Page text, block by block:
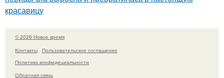
красавицу
© 2026 Новое время
Контакты
Пользовательское соглашение
Политика конфидециальности
Обратная связь